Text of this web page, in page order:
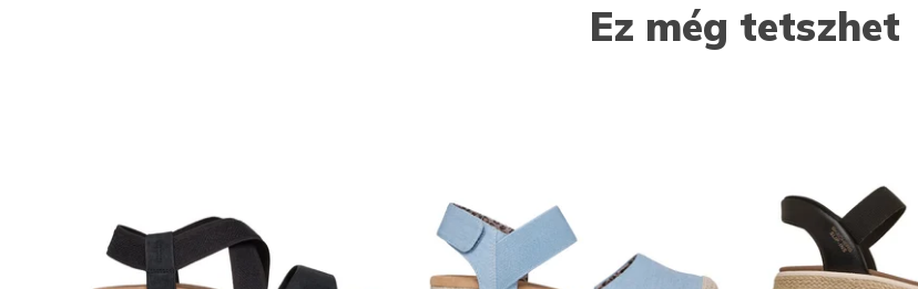
Ez még tetszhet